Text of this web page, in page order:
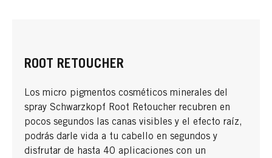
ROOT RETOUCHER
Los micro pigmentos cosméticos minerales del
spray Schwarzkopf Root Retoucher recubren en
pocos segundos las canas visibles y el efecto raíz,
podrás darle vida a tu cabello en segundos y
disfrutar de hasta 40 aplicaciones con un